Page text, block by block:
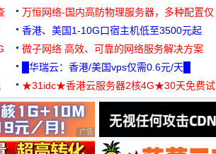
万恒网络-国内高防物理服务器，多种配置仅
99元/月起
香港、美国1-10G口宿主机低至3500元起
微子网络 高效、可靠的网络服务解决方案
█华瑞云：香港/美国vps仅需0.6元/天█
★31idc★香港云服务器2核4G★30天免费试
用◆
广告 商业广告，理性选择